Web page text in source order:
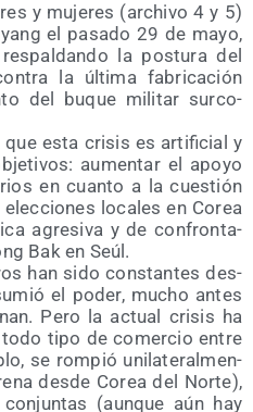
y muje­res (archi­vo 4 y 5)
el pasa­do 29 de mayo,
la pos­tu­ra del
la últi­ma fabri­ca­ción
del buque mili­tar sur­co­
esta cri­sis es arti­fi­cial y
aumen­tar el apo­yo
en cuan­to a la cues­tión
loca­les en Corea
agre­si­va y de con­fron­ta­
Bak en Seúl.
han sido cons­tan­tes des­
el poder, mucho antes
Pero la actual cri­sis ha
tipo de comer­cio entre
se rom­pió uni­la­te­ral­men­
des­de Corea del Nor­te),
(aun­que aún hay